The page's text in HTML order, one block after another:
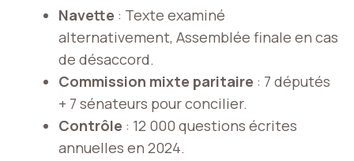
Navette : Texte examiné
alternativement, Assemblée finale en cas
de désaccord.
Commission mixte paritaire : 7 députés
+ 7 sénateurs pour concilier.
Contrôle : 12 000 questions écrites
annuelles en 2024.